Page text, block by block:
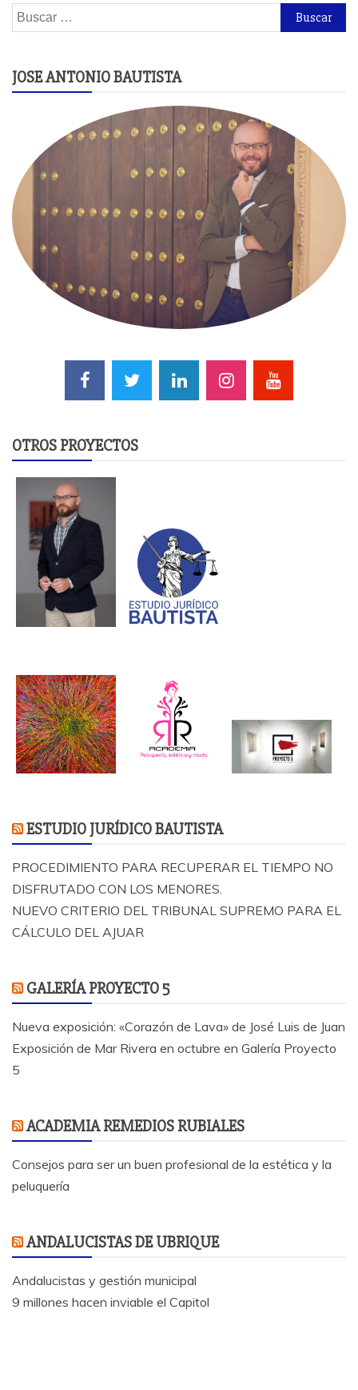
Buscar:
JOSE ANTONIO BAUTISTA
OTROS PROYECTOS
ESTUDIO JURÍDICO BAUTISTA
PROCEDIMIENTO PARA RECUPERAR EL TIEMPO NO
DISFRUTADO CON LOS MENORES.
NUEVO CRITERIO DEL TRIBUNAL SUPREMO PARA EL
CÁLCULO DEL AJUAR
GALERÍA PROYECTO 5
Nueva exposición: «Corazón de Lava» de José Luis de Juan
Exposición de Mar Rivera en octubre en Galería Proyecto
5
ACADEMIA REMEDIOS RUBIALES
Consejos para ser un buen profesional de la estética y la
peluquería
ANDALUCISTAS DE UBRIQUE
Andalucistas y gestión municipal
9 millones hacen inviable el Capitol